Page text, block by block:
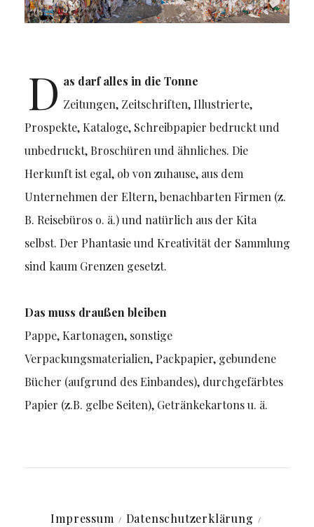
D as darf alles in die Tonne
Zeitungen, Zeitschriften, Illustrierte,
Prospekte, Kataloge, Schreibpapier bedruckt und
unbedruckt, Broschüren und ähnliches. Die
Herkunft ist egal, ob von zuhause, aus dem
Unternehmen der Eltern, benachbarten Firmen (z.
B. Reisebüros o. ä.) und natürlich aus der Kita
selbst. Der Phantasie und Kreativität der Sammlung
sind kaum Grenzen gesetzt.
Das muss draußen bleiben
Pappe, Kartonagen, sonstige
Verpackungsmaterialien, Packpapier, gebundene
Bücher (aufgrund des Einbandes), durchgefärbtes
Papier (z.B. gelbe Seiten), Getränkekartons u. ä.
Impressum Datenschutz­erklärung